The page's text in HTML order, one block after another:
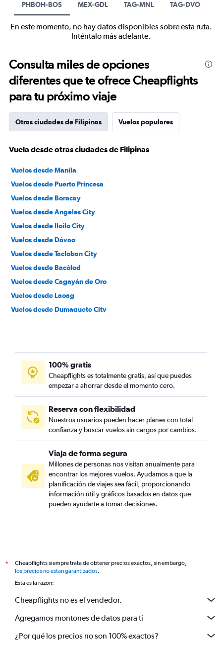
PHBOH-BOS MEX-GDL TAG-MNL TAG-DVO
En este momento, no hay datos disponibles sobre esta ruta.
Inténtalo más adelante.
Consulta miles de opciones
diferentes que te ofrece Cheapflights
para tu próximo viaje
Otras ciudades de Filipinas Vuelos populares
Vuela desde otras ciudades de Filipinas
Vuelos desde Manila
Vuelos desde Puerto Princesa
Vuelos desde Boracay
Vuelos desde Angeles City
Vuelos desde Iloilo City
Vuelos desde Dávao
Vuelos desde Tacloban City
Vuelos desde Bacólod
Vuelos desde Cagayán de Oro
Vuelos desde Laoag
Vuelos desde Dumaguete City
100% gratis
Cheapflights es totalmente gratis, así que puedes
empezar a ahorrar desde el momento cero.
Reserva con flexibilidad
Nuestros usuarios pueden hacer planes con total
confianza y buscar vuelos sin cargos por cambios.
Viaja de forma segura
Millones de personas nos visitan anualmente para
encontrar los mejores vuelos. Ayudamos a que la
planificación de viajes sea fácil, proporcionando
información útil y gráficos basados en datos que
pueden ayudarte a tomar decisiones.
*
Cheapflights siempre trata de obtener precios exactos, sin embargo,
los precios no están garantizados.
Esta es la razón:
Cheapflights no es el vendedor.
Agregamos montones de datos para ti
¿Por qué los precios no son 100% exactos?